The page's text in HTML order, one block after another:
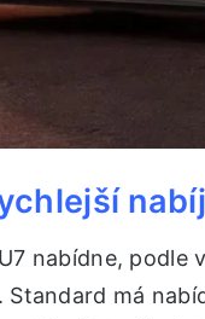
nabídne,
Standard má